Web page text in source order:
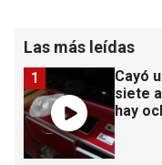
Las más leídas
Cayó
siete
hay
1